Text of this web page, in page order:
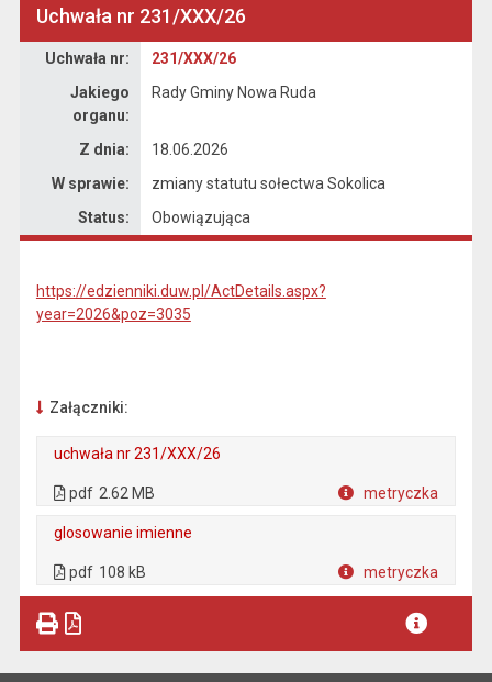
Uchwała nr 231/XXX/26
Uchwała nr:
231/XXX/26
Jakiego
organu:
Rady Gminy Nowa Ruda
Z dnia:
18.06.2026
W sprawie:
zmiany statutu sołectwa Sokolica
Status:
Obowiązująca
https://edzienniki.duw.pl/ActDetails.aspx?
year=2026&poz=3035
Załączniki:
uchwała nr 231/XXX/26
pdf 2.62 MB metryczka
glosowanie imienne
pdf 108 kB metryczka